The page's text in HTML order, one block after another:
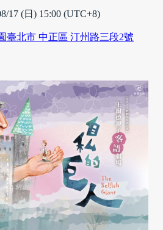
17 (日) 15:00 (UTC+8)
臺北市 中正區 汀州路三段2號